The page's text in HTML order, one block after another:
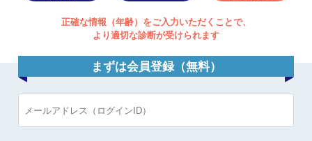
正確な情報（年齢）をご入力いただくことで、
より適切な診断が受けられます
まずは会員登録（無料）
プロジェクトマネージャー・ITコンサル